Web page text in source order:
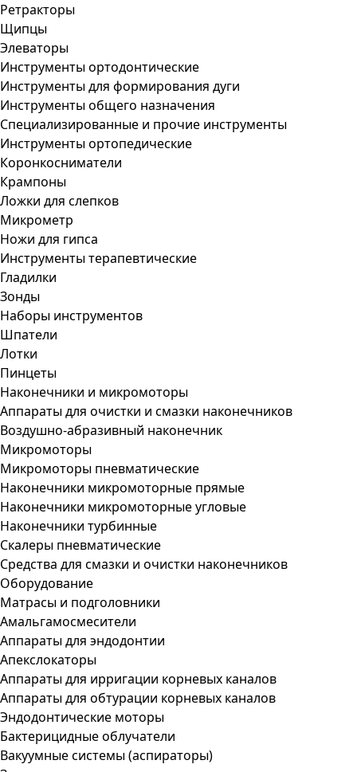
Ретракторы
Щипцы
Элеваторы
Инструменты ортодонтические
Инструменты для формирования дуги
Инструменты общего назначения
Специализированные и прочие инструменты
Инструменты ортопедические
Коронкосниматели
Крампоны
Ложки для слепков
Микрометр
Ножи для гипса
Инструменты терапевтические
Гладилки
Зонды
Наборы инструментов
Шпатели
Лотки
Пинцеты
Наконечники и микромоторы
Аппараты для очистки и смазки наконечников
Воздушно-абразивный наконечник
Микромоторы
Микромоторы пневматические
Наконечники микромоторные прямые
Наконечники микромоторные угловые
Наконечники турбинные
Скалеры пневматические
Средства для смазки и очистки наконечников
Оборудование
Матрасы и подголовники
Амальгамосмесители
Аппараты для эндодонтии
Апекслокаторы
Аппараты для ирригации корневых каналов
Аппараты для обтурации корневых каналов
Эндодонтические моторы
Бактерицидные облучатели
Вакуумные системы (аспираторы)